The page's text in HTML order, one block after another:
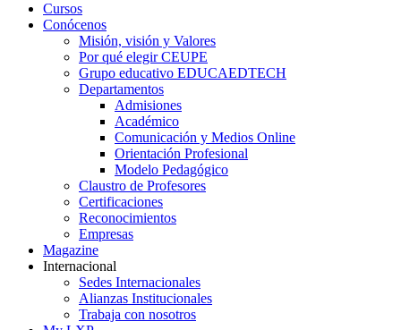
Cursos
Conócenos
Misión, visión y Valores
Por qué elegir CEUPE
Grupo educativo EDUCAEDTECH
Departamentos
Admisiones
Académico
Comunicación y Medios Online
Orientación Profesional
Modelo Pedagógico
Claustro de Profesores
Certificaciones
Reconocimientos
Empresas
Magazine
Internacional
Sedes Internacionales
Alianzas Institucionales
Trabaja con nosotros